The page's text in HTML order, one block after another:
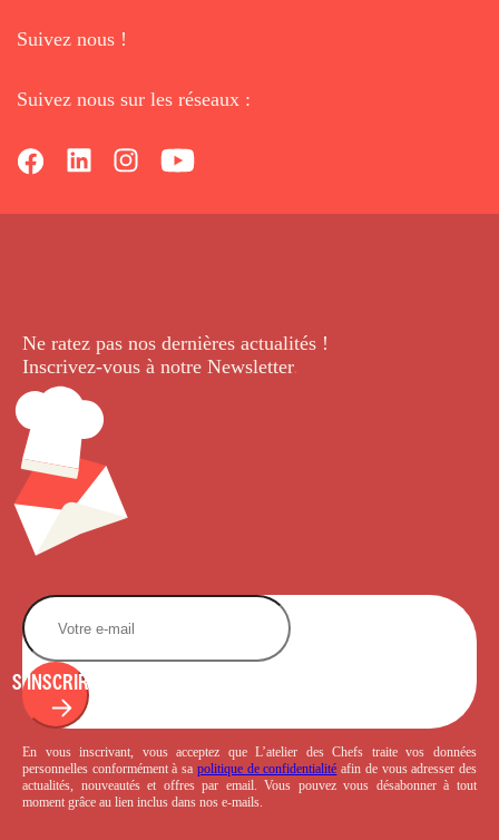
Suivez nous !
Suivez nous sur les réseaux :
Ne ratez pas nos dernières actualités !
Inscrivez-vous à notre Newsletter.
S'INSCRIRE
En vous inscrivant, vous acceptez que L’atelier des Chefs traite vos données
personnelles conformément à sa politique de confidentialité afin de vous adresser des
actualités, nouveautés et offres par email. Vous pouvez vous désabonner à tout
moment grâce au lien inclus dans nos e-mails.